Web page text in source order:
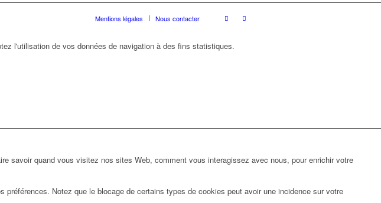
Mentions légales Nous contacter
l'utilisation de vos données de navigation à des fins statistiques.
savoir quand vous visitez nos sites Web, comment vous interagissez avec nous, pour enrichir votre
Notez que le blocage de certains types de cookies peut avoir une incidence sur votre